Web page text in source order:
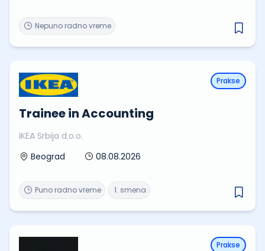
Nepuno radno vreme
Prakse
Trainee in Accounting
IKEA Srbija d.o.o.
Beograd
08.08.2026
1. smena
Puno radno vreme
Prakse